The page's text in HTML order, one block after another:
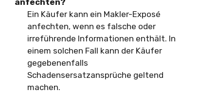
Ein Käufer kann ein Makler-Exposé
anfechten, wenn es falsche oder
irreführende Informationen enthält. In
einem solchen Fall kann der Käufer
gegebenenfalls
Schadensersatzansprüche geltend
machen.